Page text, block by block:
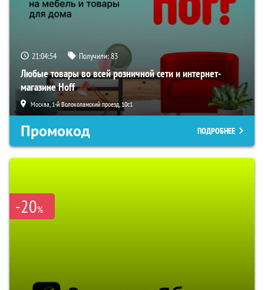
21:04:54 Получили:83
Любые товары во всей розничной сети и интернет-
магазине Hoff
Москва, 1-й Волоколамский проезд, 10с1
Промокод ПОДРОБНЕЕ
-20%